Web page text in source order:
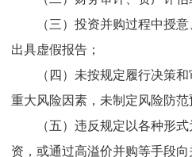
（三）投资并购过程中授
出具虚假报告；
（四）未按规定履行决策
重大风险因素，未制定风险防范
（五）违反规定以各种形
资，或通过高溢价并购等手段向